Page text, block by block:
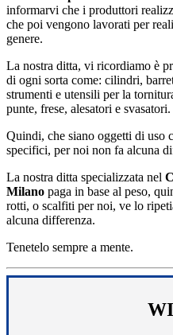
informarvi che i produttori
che poi vengono lavorati per
genere.
La nostra ditta, vi ricordiamo è
di ogni sorta come: cilindri,
strumenti e utensili per la
punte, frese, alesatori e svasatori.
Quindi, che siano oggetti di uso
specifici, per noi non fa alcuna
La nostra ditta specializzata nel
Milano paga in base al peso,
rotti, o scalfiti per noi, ve lo
alcuna differenza.
Tenetelo sempre a mente.